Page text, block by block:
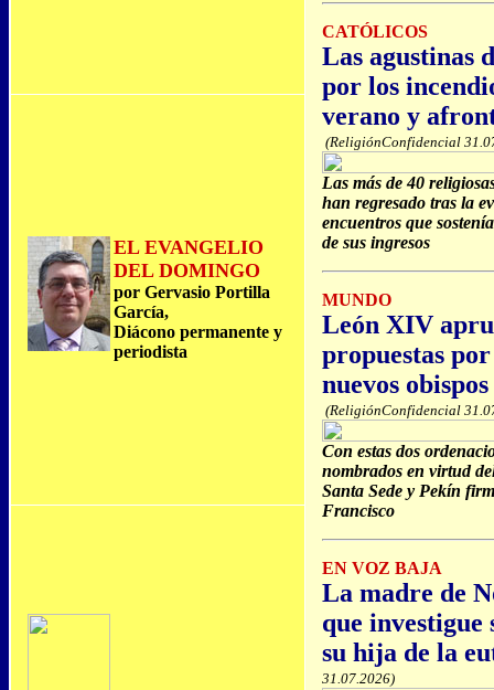
CATÓLICOS
Las agustinas
por los
verano y
(ReligiónConfidencial
Las más de 40
han regresado tras la
encuentros que
de sus ingresos
MUNDO
León XIV
propuestas
nuevos
(ReligiónConfidencial
Con estas dos
nombrados en virtud
Santa Sede y Pekín
Francisco
EN VOZ BAJA
La madre de
que investigue
su hija de la
31.07.2026)
EL EVANGELIO
DEL DOMINGO
por Gervasio Portilla
García,
Diácono permanente y
periodista